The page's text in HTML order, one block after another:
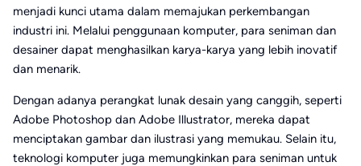
menjadi kunci utama dalam memajukan perkembangan
industri ini. Melalui penggunaan komputer, para seniman dan
desainer dapat menghasilkan karya-karya yang lebih inovatif
dan menarik.
Dengan adanya perangkat lunak desain yang canggih, seperti
Adobe Photoshop dan Adobe Illustrator, mereka dapat
menciptakan gambar dan ilustrasi yang memukau. Selain itu,
teknologi komputer juga memungkinkan para seniman untuk